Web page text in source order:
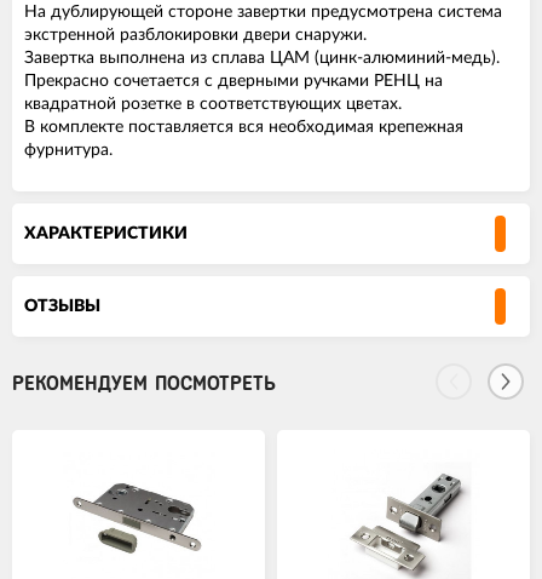
На дублирующей стороне завертки предусмотрена система
экстренной разблокировки двери снаружи.
Завертка выполнена из сплава ЦАМ (цинк-алюминий-медь).
Прекрасно сочетается с дверными ручками РЕНЦ на
квадратной розетке в соответствующих цветах.
В комплекте поставляется вся необходимая крепежная
фурнитура.
ХАРАКТЕРИСТИКИ
ОТЗЫВЫ
РЕКОМЕНДУЕМ ПОСМОТРЕТЬ